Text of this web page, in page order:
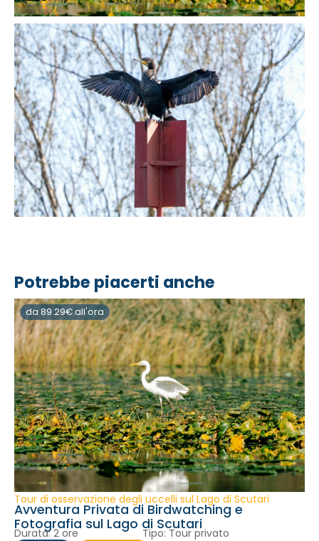
Potrebbe piacerti anche
da 89.29€ all'ora
Tour di osservazione degli uccelli sul Lago di Scutari
Avventura Privata di Birdwatching e
Fotografia sul Lago di Scutari
Durata:2 ore Tipo:Tour privato